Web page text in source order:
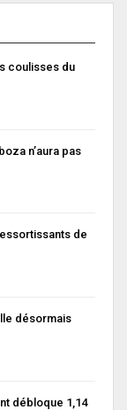
coulisses du
n’aura pas
de
désormais
débloque 1,14